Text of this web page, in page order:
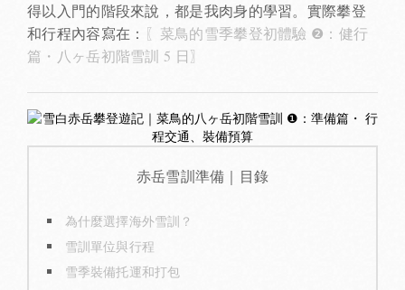
得以入門的階段來說，都是我肉身的學習。實際攀登
和行程內容寫在： 〖菜鳥的雪季攀登初體驗 ❷：健行
篇・八ヶ岳初階雪訓 5 日〗
赤岳雪訓準備｜目錄
為什麼選擇海外雪訓？
雪訓單位與行程
雪季裝備托運和打包